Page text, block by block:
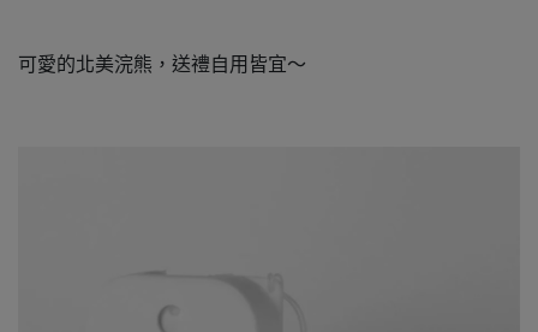
可愛的北美浣熊，送禮自用皆宜～